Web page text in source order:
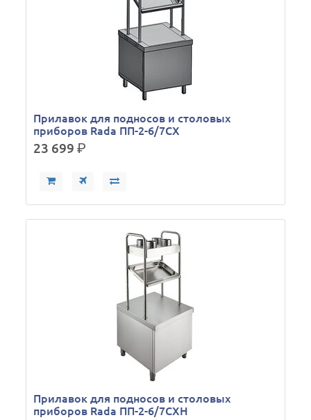
Прилавок для подносов и столовых
приборов Rada ПП-2-6/7СХ
23 699р.
Прилавок для подносов и столовых
приборов Rada ПП-2-6/7СХН